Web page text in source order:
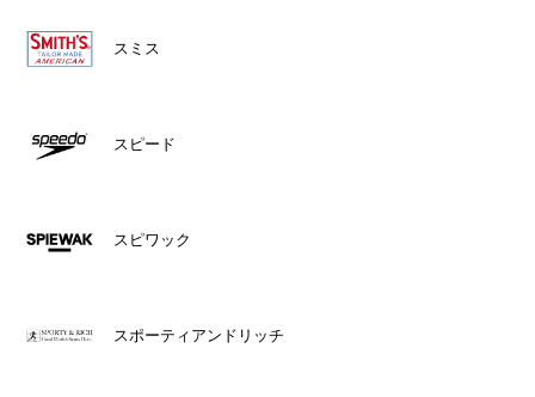
スミス
スピード
スピワック
スポーティアンドリッチ